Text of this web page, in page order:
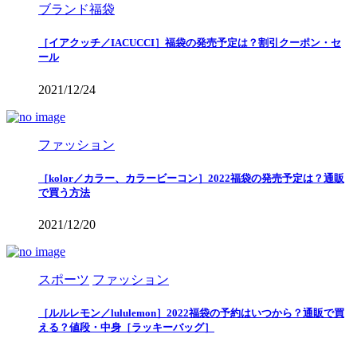
ブランド福袋
［イアクッチ／IACUCCI］福袋の発売予定は？割引クーポン・セ
ール
2021/12/24
ファッション
［kolor／カラー、カラービーコン］2022福袋の発売予定は？通販
で買う方法
2021/12/20
スポーツ ファッション
［ルルレモン／lululemon］2022福袋の予約はいつから？通販で買
える？値段・中身［ラッキーバッグ］